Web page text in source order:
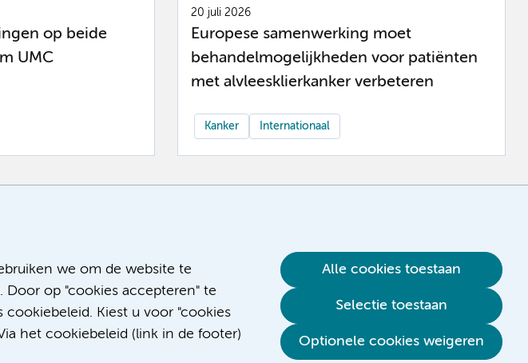
we om de website te
op "cookies accepteren" te
Kiest u voor "cookies
het cookiebeleid (link in de footer)
Alle cookies toestaan
Selectie toestaan
Optionele cookies weigeren
op beide
UMC
20 juli 2026
Europese samenwerking moet
behandelmogelijkheden voor patiënten
met alvleesklierkanker verbeteren
Kanker Internationaal